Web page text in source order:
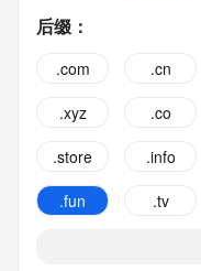
后缀 ：
.com .cn
.xyz
.co
.store
.info
.fun
.tv